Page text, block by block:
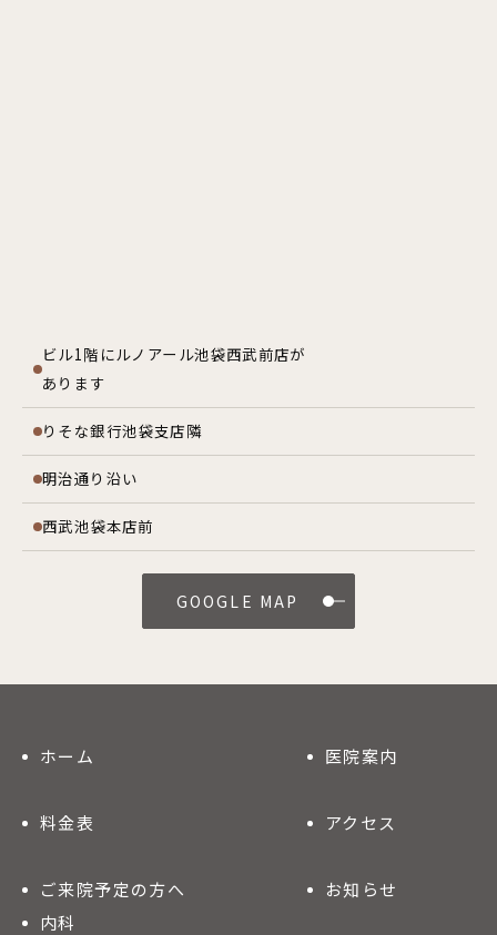
ビル1階にルノアール池袋西武前店が
あります
りそな銀行池袋支店隣
明治通り沿い
西武池袋本店前
GOOGLE MAP
ホーム 医院案内
料金表 アクセス
ご来院予定の方へ
お知らせ
内科